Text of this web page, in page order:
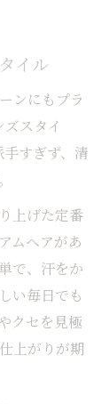
イル
ンにもプラ
スタイ
すぎず、清
上げた定番
ムヘアがあ
で、汗をか
い毎日でも
クセを見極
上がりが期